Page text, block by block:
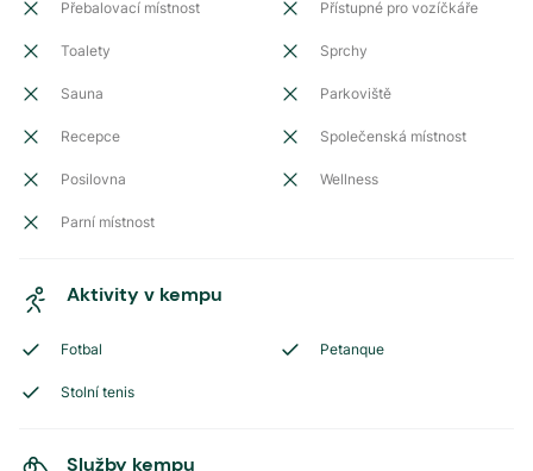
Přebalovací místnost Přístupné pro vozíčkáře
Toalety Sprchy
Sauna Parkoviště
Recepce Společenská místnost
Posilovna Wellness
Parní místnost
Aktivity v kempu
Fotbal Petanque
Stolní tenis
Služby kempu